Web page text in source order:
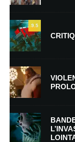
Nom*
E-mail *
Enregistrer mon
9.5